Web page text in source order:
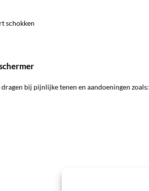
schokken
bij pijnlijke tenen en aandoeningen zoals: